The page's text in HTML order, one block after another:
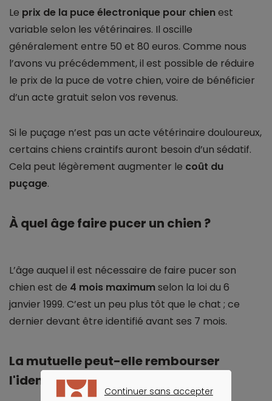
Le prix de la puce électronique pour chienest
variable selon les vétérinaires. Il oscille
généralement entre 50 et 80 euros. Comme nous
l’avons vu précédemment, il est possible de réduire
le prix de la puce de votre chien, voire de bénéficier
d’un acte gratuit selon vos revenus.
Si le puçage n’est pas un acte vétérinaire douloureux,
certains chiens craintifs auront besoin d’un sédatif.
Cela peut légèrement augmenter le coût du
puçage.
À quel âge faire pucer un chien ?
L’âge auquel il est nécessaire de faire pucer son
chien est de 4 mois maximumselon la loi du 6
janvier 1999. C’est un peu plus tôt que le chat ; ce
dernier devant être identifié avant ses 7 mois.
La mutuelle peut-elle rembourser
l'identification par puce ?
Continuer sans accepter